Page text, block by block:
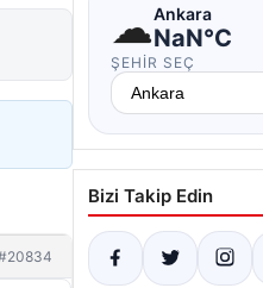
☁Ankara
NaN°C
ŞEHIR SEÇ
Bizi Takip Edin